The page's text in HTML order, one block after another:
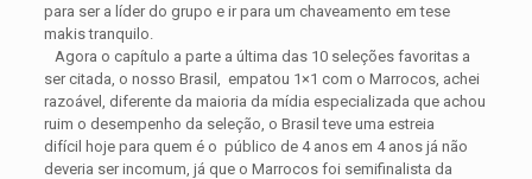
para ser a líder do grupo e ir para um chaveamento em tese
makis tranquilo.
Agora o capítulo a parte a última das 10 seleções favoritas a
ser citada, o nosso Brasil, empatou 1×1 com o Marrocos, achei
razoável, diferente da maioria da mídia especializada que achou
ruim o desempenho da seleção, o Brasil teve uma estreia
difícil hoje para quem é o público de 4 anos em 4 anos já não
deveria ser incomum, já que o Marrocos foi semifinalista da